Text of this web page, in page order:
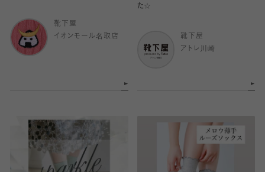
靴下屋
イオンモール名取店
た☆
靴下屋
アトレ川崎